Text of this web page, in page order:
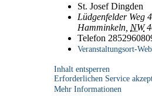
St. Josef Dingden
Lüdgenfelder Weg 4
Hamminkeln NW
Telefon
Veranstaltungsort-
Inhalt entsperren
Erforderlichen Service
Mehr Informationen